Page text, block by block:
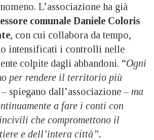
L’associazione ha già
comunale Daniele Coloris
, con cui collabora da tempo,
intensificati i controlli nelle
colpite dagli abbandoni. “Ogni
per rendere il territorio più
– spiegano dall’associazione – ma
a fare i conti con
che compromettono il
e dell’intera città”.